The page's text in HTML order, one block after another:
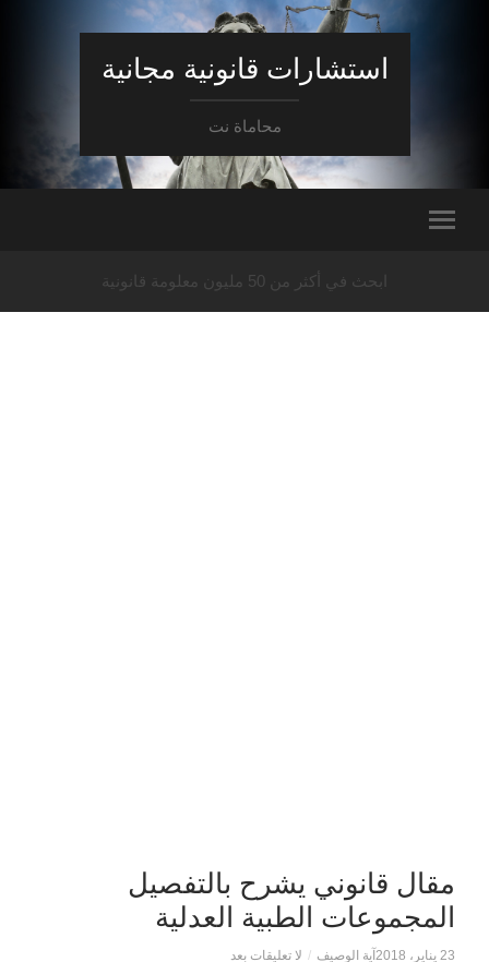
استشارات قانونية مجانية
محاماة نت
ابحث في أكثر من 50 مليون معلومة قانونية
مقال قانوني يشرح بالتفصيل
المجموعات الطبية العدلية
23 يناير، 2018 آية الوصيف / لا تعليقات بعد